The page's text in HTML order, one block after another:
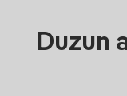
Duzun